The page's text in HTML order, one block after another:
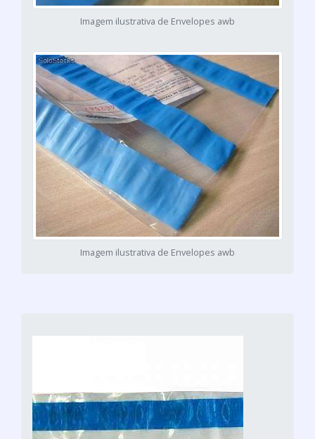
Imagem ilustrativa de Envelopes awb
Imagem ilustrativa de Envelopes awb